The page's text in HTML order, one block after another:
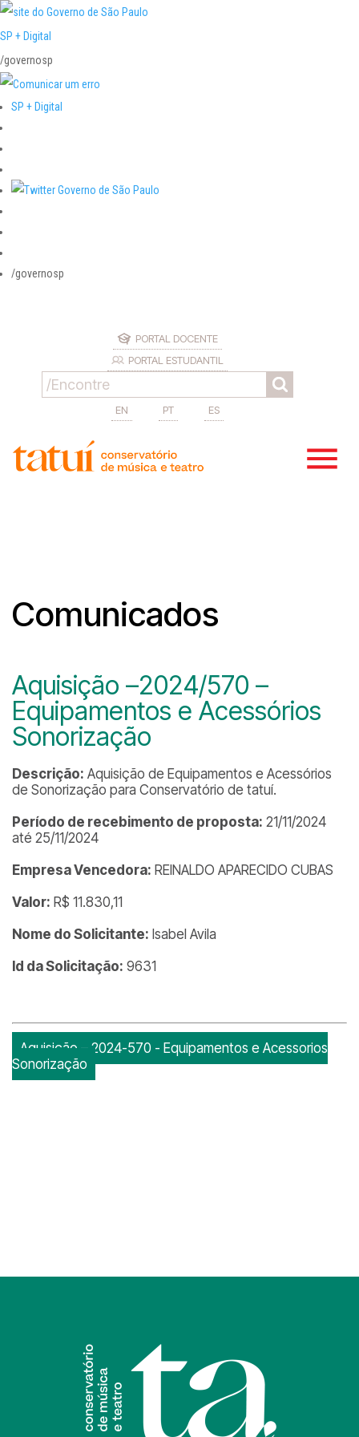
SP + Digital
/governosp
SP + Digital
/governosp
PORTAL DOCENTE
PORTAL ESTUDANTIL
EN PT ES
Comunicados
Aquisição –2024/570 –
Equipamentos e Acessórios
Sonorização
Descrição: Aquisição de Equipamentos e Acessórios
de Sonorização para Conservatório de tatuí.
Período de recebimento de proposta: 21/11/2024
até 25/11/2024
Empresa Vencedora: REINALDO APARECIDO CUBAS
Valor: R$ 11.830,11
Nome do Solicitante: Isabel Avila
Id da Solicitação: 9631
Aquisição – 2024-570 - Equipamentos e Acessorios
Sonorização